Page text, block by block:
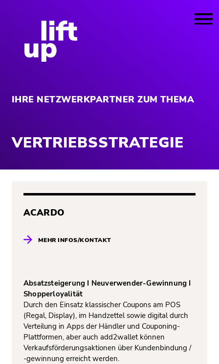
IHRE NETZWERKPARTNER ZUM THEMA
VERTRIEBSSTRATEGIE
ACARDO
MEHR INFOS/KONTAKT
Absatzsteigerung I Neuverwender-Gewinnung I
Shopperloyalität
Durch den Einsatz klassischer Coupons am POS
(Regal, Display), im Handzettel sowie digital durch
Verteilung in Apps der Händler und Couponing-
Plattformen, aber auch add2wallet können
Verkaufsförderungsaktionen über Kundenbindung /
-gewinnung erreicht werden.